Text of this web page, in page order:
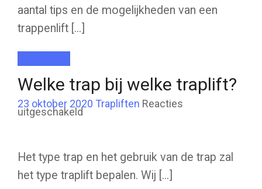
aantal tips en de mogelijkheden van een
trappenlift [...]
Welke trap bij welke traplift?
23 oktober 2020 Trapliften Reacties
uitgeschakeldvoor
traplift?
Het type trap en het gebruik van de trap zal
het type traplift bepalen. Wij [...]